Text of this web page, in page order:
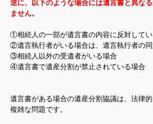
逆に、以下のような場合には遺言書と異な
ません。
①相続人の一部が遺言書の内容に反対して
②遺言執行者がいる場合は、遺言執行者の
③相続人以外の受遺者がいる場合
④遺言書で遺産分割が禁止されている場合
遺言書がある場合の遺産分割協議は、法律
複雑な問題です。